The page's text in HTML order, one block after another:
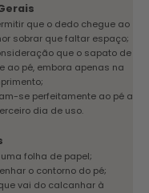
que o dedo chegue ao
sobrar que faltar espaço;
que o sapato de
ao pé, embora apenas na
se perfeitamente ao pé a
dia de uso.
folha de papel;
o contorno do pé;
vai do calcanhar à